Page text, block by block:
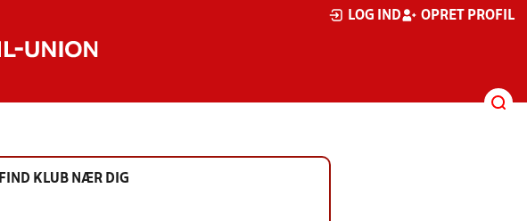
LOG IND OPRET PROFIL
FIND KLUB NÆR DIG